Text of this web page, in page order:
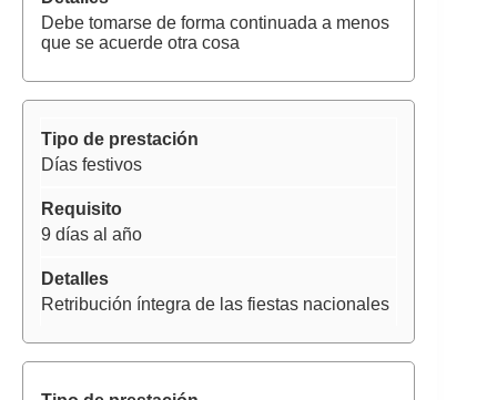
Debe tomarse de forma continuada a menos
que se acuerde otra cosa
Días festivos
9 días al año
Retribución íntegra de las fiestas nacionales